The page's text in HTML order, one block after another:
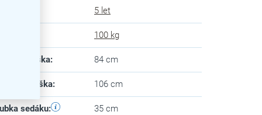
5 let
100 kg
výška: 84 cm
výška: 106 cm
sedáku: 35 cm